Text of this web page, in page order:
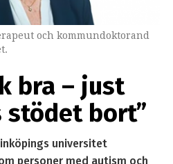
och kommundoktorand
bra – just
bort”
universitet
personer med autism och